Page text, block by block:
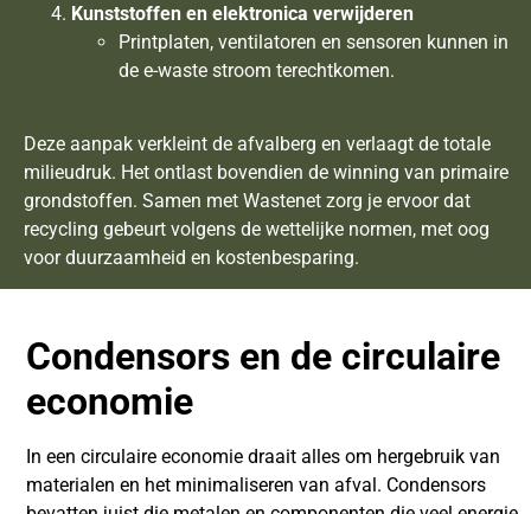
Kunststoffen en elektronica verwijderen
Printplaten, ventilatoren en sensoren kunnen in
de e-waste stroom terechtkomen.
Deze aanpak verkleint de afvalberg en verlaagt de totale
milieudruk. Het ontlast bovendien de winning van primaire
grondstoffen. Samen met Wastenet zorg je ervoor dat
recycling gebeurt volgens de wettelijke normen, met oog
voor duurzaamheid en kostenbesparing.
Condensors en de circulaire
economie
In een circulaire economie draait alles om hergebruik van
materialen en het minimaliseren van afval. Condensors